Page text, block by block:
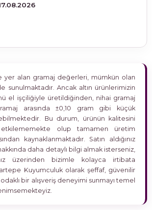
yer alan gramaj değerleri, mümkün olan
sunulmaktadır. Ancak altın ürünlerimizin
el işçiliğiyle üretildiğinden, nihai gramaj
arasında ±0,10 gram gibi küçük
Bu durum, ürünün kalitesini
olup tamamen üretim
kaynaklanmaktadır. Satın aldığınız
daha detaylı bilgi almak isterseniz,
üzerinden bizimle kolayca irtibata
Kuyumculuk olarak şeffaf, güvenilir
bir alışveriş deneyimi sunmayı temel